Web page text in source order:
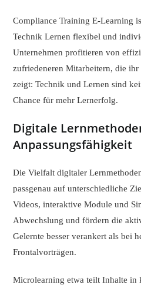
Compliance Training E-Learning
Technik Lernen flexibel und
Unternehmen profitieren von
zufriedeneren Mitarbeitern, die
zeigt: Technik und Lernen sind
Chance für mehr Lernerfolg.
Digitale
Anpassungsfähigkeit
Die Vielfalt digitaler
passgenau auf unterschiedliche
Videos, interaktive Module und
Abwechslung und fördern die
Gelernte besser verankert als bei
Frontalvorträgen.
Microlearning etwa teilt Inhalte in